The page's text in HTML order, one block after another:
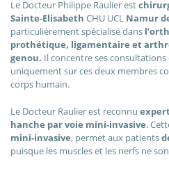
Le Docteur Philippe Raulier est
Sainte-Elisabeth CHU UCL Namur
particulièrement spécialisé dans
prothétique, ligamentaire et
genou. Il concentre ses consultations
uniquement sur ces deux membres
corps humain.
Le Docteur Raulier est reconnu
hanche par voie mini-invasive.
mini-invasive, permet aux patients
puisque les muscles et les nerfs ne